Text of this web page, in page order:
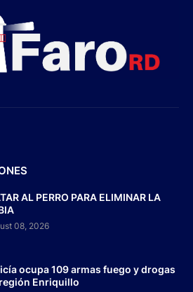
AL PERRO PARA ELIMINAR LA
08, 2026
ocupa 109 armas fuego y drogas
Enriquillo